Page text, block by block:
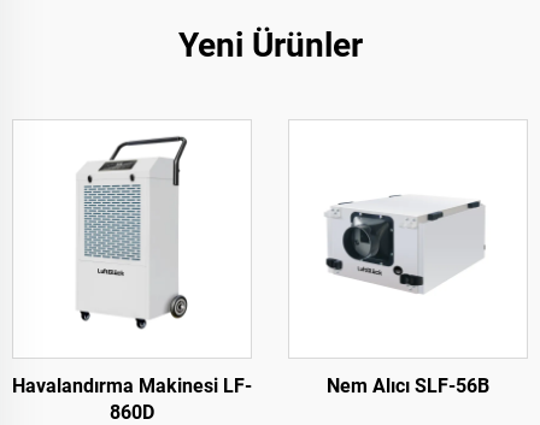
Yeni Ürünler
Havalandırma Makinesi LF-
860D
Nem Alıcı SLF-56B